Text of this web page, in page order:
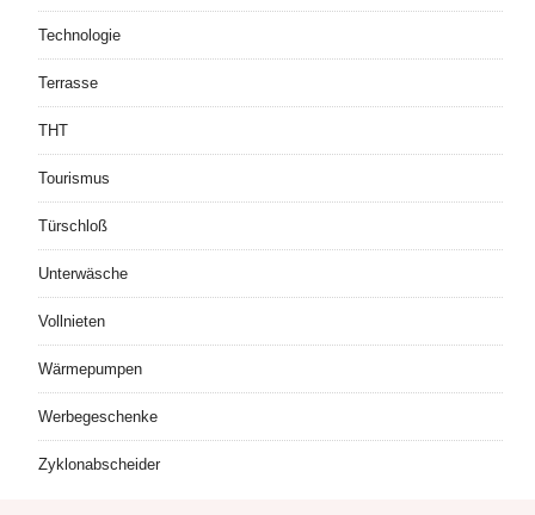
Technologie
Terrasse
THT
Tourismus
Türschloß
Unterwäsche
Vollnieten
Wärmepumpen
Werbegeschenke
Zyklonabscheider